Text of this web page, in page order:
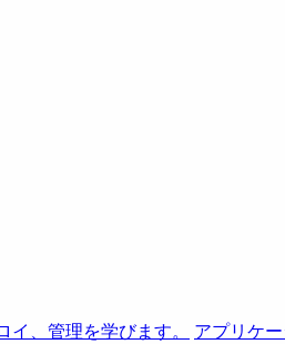
、管理を学びます。 アプリケ